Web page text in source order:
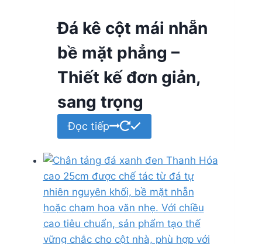
Đá kê cột mái nhẵn
bề mặt phẳng –
Thiết kế đơn giản,
sang trọng
Đọc tiếp